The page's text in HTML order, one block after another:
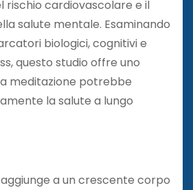
rischio cardiovascolare e il
salute mentale. Esaminando
biologici, cognitivi e
questo studio offre uno
meditazione potrebbe
la salute a lungo
a un crescente corpo